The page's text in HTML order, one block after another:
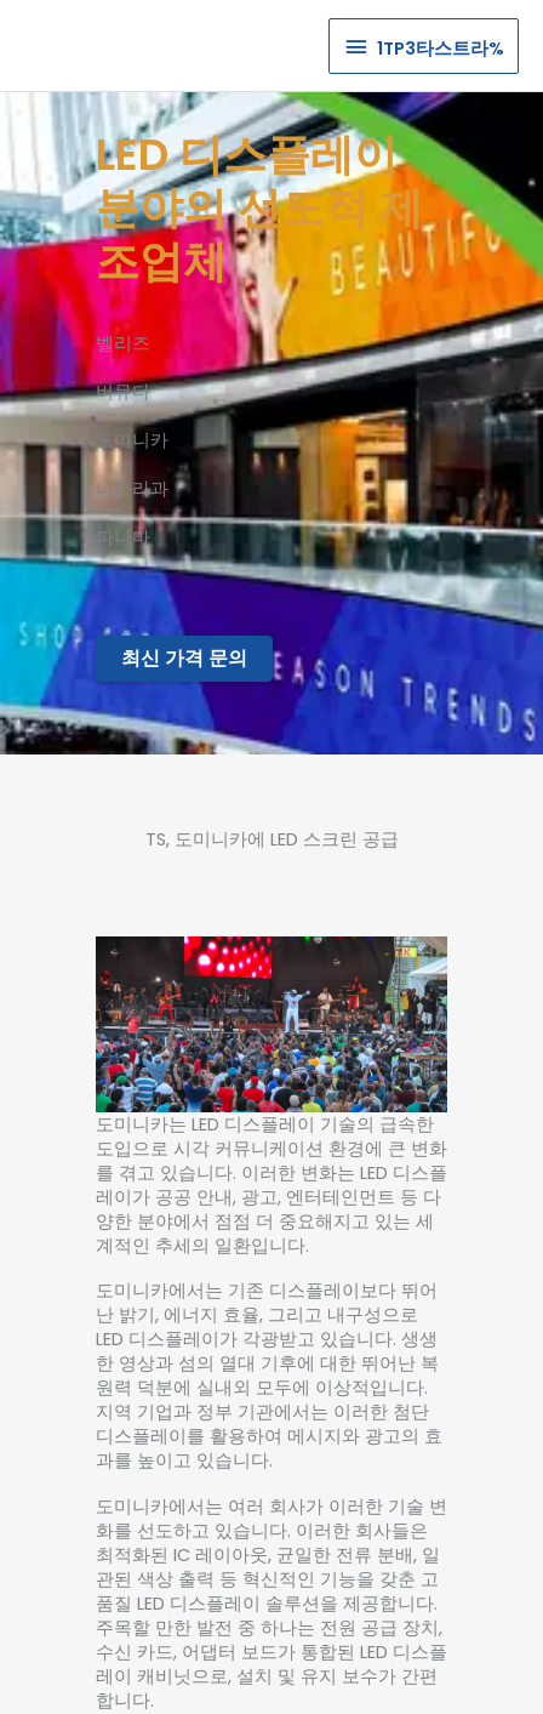
1TP3
타
스
트
라%
1TP3타스트라%
LED 디스플레이
분야의 선도적 제
조업체
벨리즈
버뮤다
도미니카
니카라과
파나마
최신 가격 문의
TS, 도미니카에 LED 스크린 공급
도미니카는 LED 디스플레이 기술의 급속한
도입으로 시각 커뮤니케이션 환경에 큰 변화
를 겪고 있습니다. 이러한 변화는 LED 디스플
레이가 공공 안내, 광고, 엔터테인먼트 등 다
양한 분야에서 점점 더 중요해지고 있는 세
계적인 추세의 일환입니다.
도미니카에서는 기존 디스플레이보다 뛰어
난 밝기, 에너지 효율, 그리고 내구성으로
LED 디스플레이가 각광받고 있습니다. 생생
한 영상과 섬의 열대 기후에 대한 뛰어난 복
원력 덕분에 실내외 모두에 이상적입니다.
지역 기업과 정부 기관에서는 이러한 첨단
디스플레이를 활용하여 메시지와 광고의 효
과를 높이고 있습니다.
도미니카에서는 여러 회사가 이러한 기술 변
화를 선도하고 있습니다. 이러한 회사들은
최적화된 IC 레이아웃, 균일한 전류 분배, 일
관된 색상 출력 등 혁신적인 기능을 갖춘 고
품질 LED 디스플레이 솔루션을 제공합니다.
주목할 만한 발전 중 하나는 전원 공급 장치,
수신 카드, 어댑터 보드가 통합된 LED 디스플
레이 캐비닛으로, 설치 및 유지 보수가 간편
합니다.